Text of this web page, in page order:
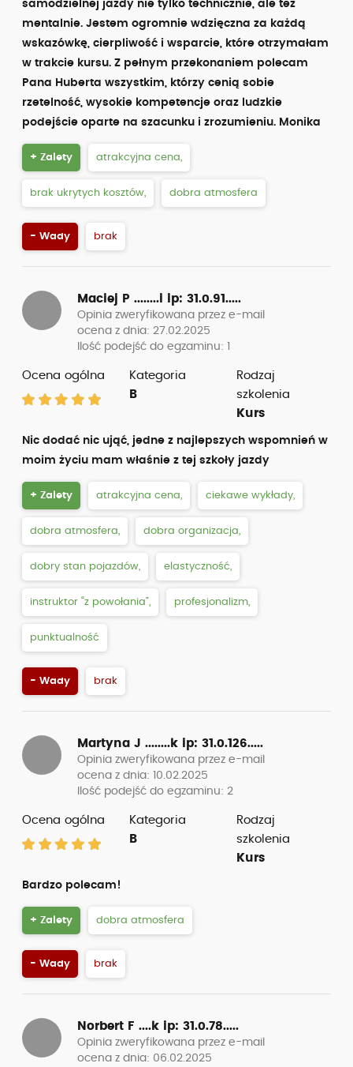
samodzielnej jazdy nie tylko technicznie, ale też
mentalnie. Jestem ogromnie wdzięczna za każdą
wskazówkę, cierpliwość i wsparcie, które otrzymałam
w trakcie kursu. Z pełnym przekonaniem polecam
Pana Huberta wszystkim, którzy cenią sobie
rzetelność, wysokie kompetencje oraz ludzkie
podejście oparte na szacunku i zrozumieniu. Monika
+ Zalety atrakcyjna cena,
brak ukrytych kosztów, dobra atmosfera
- Wady brak
Maciej P ........i ip: 31.0.91.....
Opinia zweryfikowana przez e-mail
ocena z dnia: 27.02.2025
Ilość podejść do egzaminu: 1
Ocena ogólna
Kategoria
B
Rodzaj
szkolenia
Kurs
Nic dodać nic ująć, jedne z najlepszych wspomnień w
moim życiu mam właśnie z tej szkoły jazdy
+ Zalety atrakcyjna cena, ciekawe wykłady,
dobra atmosfera, dobra organizacja,
dobry stan pojazdów, elastyczność,
instruktor “z powołania”, profesjonalizm,
punktualność
- Wady brak
Martyna J ........k ip: 31.0.126.....
Opinia zweryfikowana przez e-mail
ocena z dnia: 10.02.2025
Ilość podejść do egzaminu: 2
Ocena ogólna
Kategoria
B
Rodzaj
szkolenia
Kurs
Bardzo polecam!
+ Zalety dobra atmosfera
- Wady brak
Norbert F ....k ip: 31.0.78.....
Opinia zweryfikowana przez e-mail
ocena z dnia: 06.02.2025